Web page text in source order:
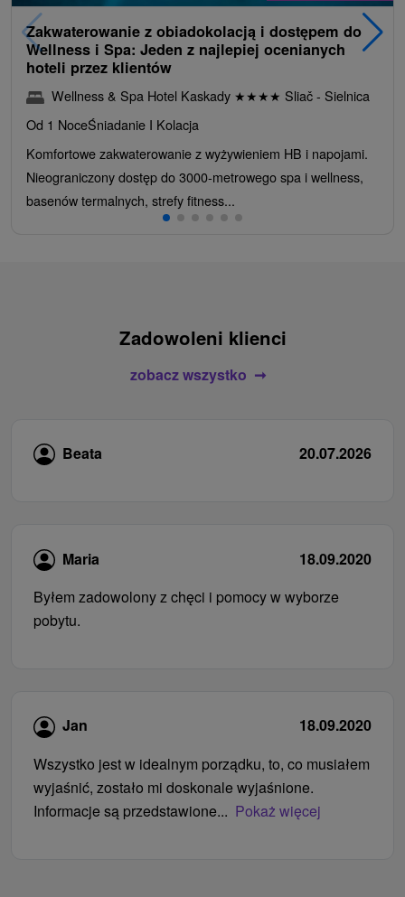
Zakwaterowanie z obiadokolacją i dostępem do
Wellness i Spa: Jeden z najlepiej ocenianych
hoteli przez klientów
Wellness & Spa Hotel Kaskady ★★★★ Sliač - Sielnica
Od 1 NoceŚniadanie I Kolacja
Komfortowe zakwaterowanie z wyżywieniem HB i napojami.
Nieograniczony dostęp do 3000-metrowego spa i wellness,
basenów termalnych, strefy fitness...
Zadowoleni klienci
zobacz wszystko
Beata 20.07.2026
Maria
18.09.2020
Byłem zadowolony z chęci i pomocy w wyborze
pobytu.
Jan
18.09.2020
Wszystko jest w idealnym porządku, to, co musiałem
wyjaśnić, zostało mi doskonale wyjaśnione.
Informacje są przedstawione... Pokaż więcej